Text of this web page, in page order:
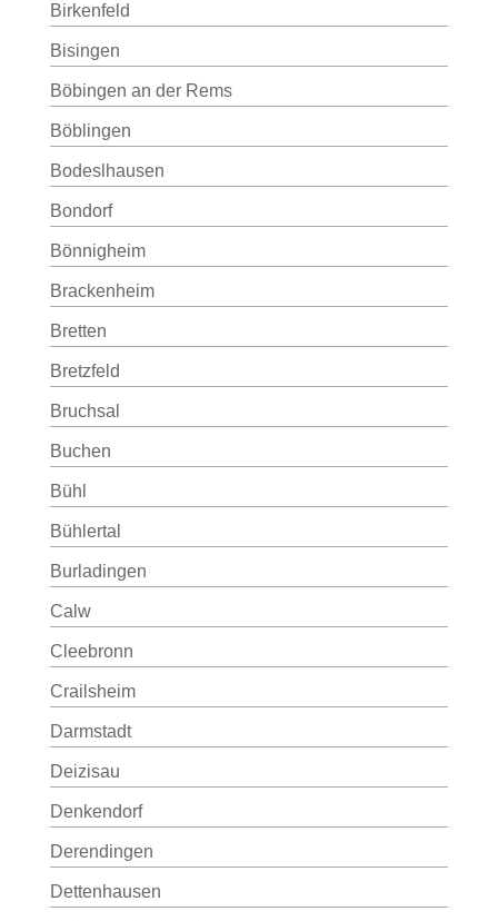
Birkenfeld
Bisingen
Böbingen an der Rems
Böblingen
Bodeslhausen
Bondorf
Bönnigheim
Brackenheim
Bretten
Bretzfeld
Bruchsal
Buchen
Bühl
Bühlertal
Burladingen
Calw
Cleebronn
Crailsheim
Darmstadt
Deizisau
Denkendorf
Derendingen
Dettenhausen